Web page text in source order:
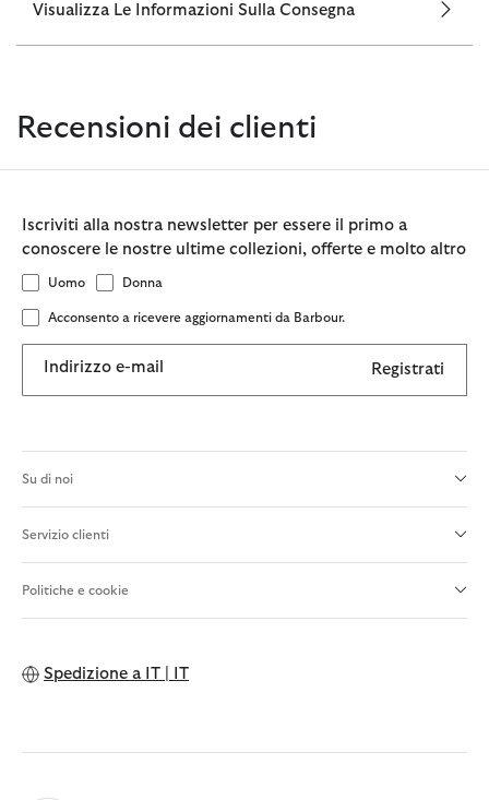
Visualizza Le Informazioni Sulla Consegna
Recensioni dei clienti
Iscriviti alla nostra newsletter per essere il primo a
conoscere le nostre ultime collezioni, offerte e molto altro
Uomo Donna
Acconsento a ricevere aggiornamenti da Barbour.
Indirizzo e-mail Registrati
Su di noi
Servizio clienti
Politiche e cookie
Spedizione a IT | IT